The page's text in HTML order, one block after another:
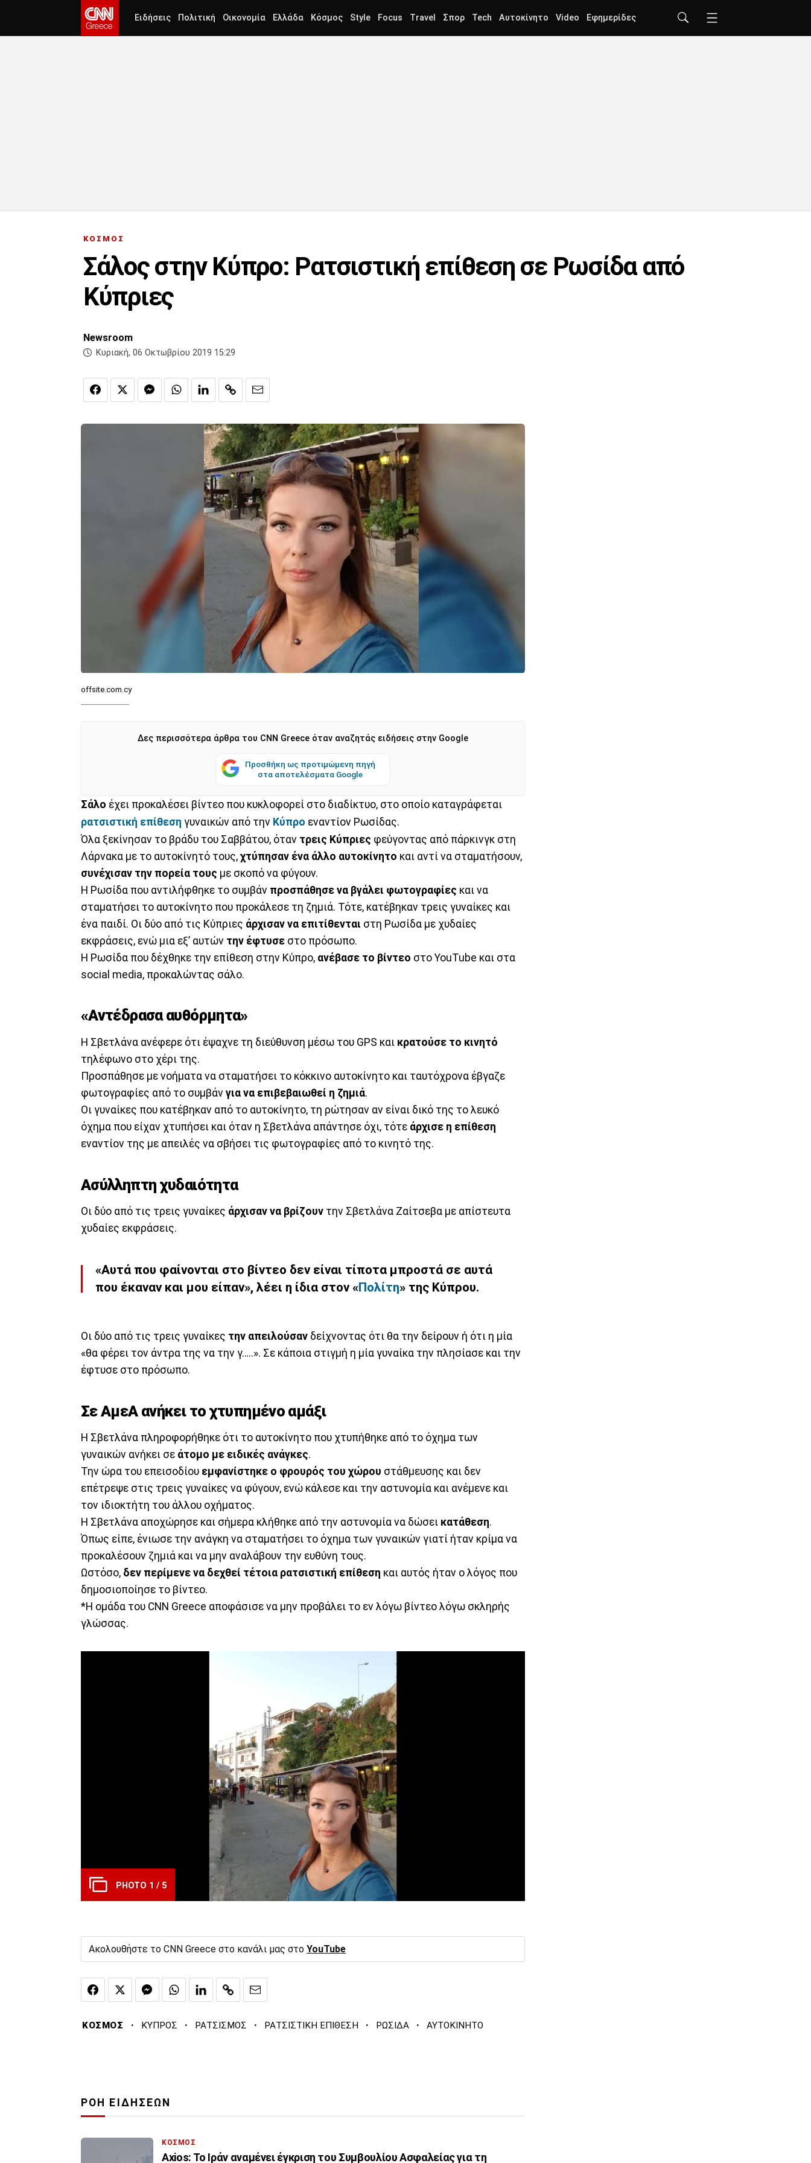
Ειδήσεις Πολιτική Οικονομία Ελλάδα Κόσμος Style Focus Travel Σπορ Tech Αυτοκίνητο Video Εφημερίδες
ΚΟΣΜΟΣ
Σάλος στην Κύπρο: Ρατσιστική επίθεση σε Ρωσίδα από
Κύπριες
Newsroom
Κυριακή, 06 Οκτωβρίου 2019 15:29
offsite.com.cy
Δες περισσότερα άρθρα του CNN Greece όταν αναζητάς ειδήσεις στην Google
Προσθήκη ως προτιμώμενη πηγή
στα αποτελέσματα Google
Σάλο έχει προκαλέσει βίντεο που κυκλοφορεί στο διαδίκτυο, στο οποίο καταγράφεται
ρατσιστική επίθεση γυναικών από την Κύπρο εναντίον Ρωσίδας.
Όλα ξεκίνησαν το βράδυ του Σαββάτου, όταν τρεις Κύπριες φεύγοντας από πάρκινγκ στη
Λάρνακα με το αυτοκίνητό τους, χτύπησαν ένα άλλο αυτοκίνητο και αντί να σταματήσουν,
συνέχισαν την πορεία τους με σκοπό να φύγουν.
Η Ρωσίδα που αντιλήφθηκε το συμβάν προσπάθησε να βγάλει φωτογραφίες και να
σταματήσει το αυτοκίνητο που προκάλεσε τη ζημιά. Τότε, κατέβηκαν τρεις γυναίκες και
ένα παιδί. Οι δύο από τις Κύπριες άρχισαν να επιτίθενται στη Ρωσίδα με χυδαίες
εκφράσεις, ενώ μια εξ’ αυτών την έφτυσε στο πρόσωπο.
Η Ρωσίδα που δέχθηκε την επίθεση στην Κύπρο, ανέβασε το βίντεο στο YouTube και στα
social media, προκαλώντας σάλο.
«Αντέδρασα αυθόρμητα»
Η Σβετλάνα ανέφερε ότι έψαχνε τη διεύθυνση μέσω του GPS και κρατούσε το κινητό
τηλέφωνο στο χέρι της.
Προσπάθησε με νοήματα να σταματήσει το κόκκινο αυτοκίνητο και ταυτόχρονα έβγαζε
φωτογραφίες από το συμβάν για να επιβεβαιωθεί η ζημιά.
Οι γυναίκες που κατέβηκαν από το αυτοκίνητο, τη ρώτησαν αν είναι δικό της το λευκό
όχημα που είχαν χτυπήσει και όταν η Σβετλάνα απάντησε όχι, τότε άρχισε η επίθεση
εναντίον της με απειλές να σβήσει τις φωτογραφίες από το κινητό της.
Ασύλληπτη χυδαιότητα
Οι δύο από τις τρεις γυναίκες άρχισαν να βρίζουν την Σβετλάνα Ζαίτσεβα με απίστευτα
χυδαίες εκφράσεις.
«Αυτά που φαίνονται στο βίντεο δεν είναι τίποτα μπροστά σε αυτά
που έκαναν και μου είπαν», λέει η ίδια στον «Πολίτη» της Κύπρου.
Οι δύο από τις τρεις γυναίκες την απειλούσαν δείχνοντας ότι θα την δείρουν ή ότι η μία
«θα φέρει τον άντρα της να την γ…..». Σε κάποια στιγμή η μία γυναίκα την πλησίασε και την
έφτυσε στο πρόσωπο.
Σε ΑμεΑ ανήκει το χτυπημένο αμάξι
Η Σβετλάνα πληροφορήθηκε ότι το αυτοκίνητο που χτυπήθηκε από το όχημα των
γυναικών ανήκει σε άτομο με ειδικές ανάγκες.
Την ώρα του επεισοδίου εμφανίστηκε ο φρουρός του χώρου στάθμευσης και δεν
επέτρεψε στις τρεις γυναίκες να φύγουν, ενώ κάλεσε και την αστυνομία και ανέμενε και
τον ιδιοκτήτη του άλλου οχήματος.
Η Σβετλάνα αποχώρησε και σήμερα κλήθηκε από την αστυνομία να δώσει κατάθεση.
Όπως είπε, ένιωσε την ανάγκη να σταματήσει το όχημα των γυναικών γιατί ήταν κρίμα να
προκαλέσουν ζημιά και να μην αναλάβουν την ευθύνη τους.
Ωστόσο, δεν περίμενε να δεχθεί τέτοια ρατσιστική επίθεση και αυτός ήταν ο λόγος που
δημοσιοποίησε το βίντεο.
*Η ομάδα του CNN Greece αποφάσισε να μην προβάλει το εν λόγω βίντεο λόγω σκληρής
γλώσσας.
PHOTO 1 / 5
Ακολουθήστε το CNN Greece στο κανάλι μας στο YouTube
ΚΟΣΜΟΣ · ΚΥΠΡΟΣ · ΡΑΤΣΙΣΜΟΣ · ΡΑΤΣΙΣΤΙΚΗ ΕΠΙΘΕΣΗ · ΡΩΣΙΔΑ · ΑΥΤΟΚΙΝΗΤΟ
ΡΟΗ ΕΙΔΗΣΕΩΝ
ΚΟΣΜΟΣ
Axios: Το Ιράν αναμένει έγκριση του Συμβουλίου Ασφαλείας για τη